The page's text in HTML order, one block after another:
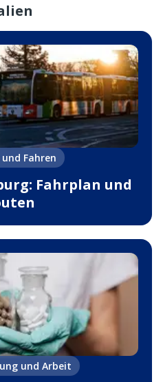
Fahren
Fahrplan und
und Arbeit